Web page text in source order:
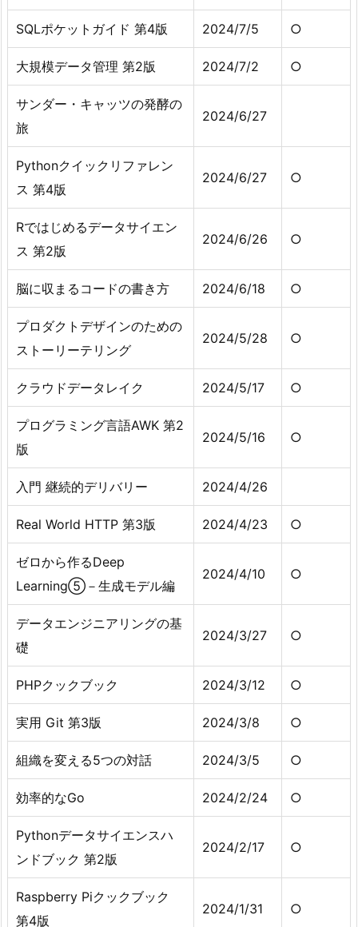
SQLポケットガイド 第4版 2024/7/5 ○
大規模データ管理 第2版 2024/7/2 ○
サンダー・キャッツの発酵の
旅
2024/6/27
Pythonクイックリファレン
ス 第4版
2024/6/27 ○
Rではじめるデータサイエン
ス 第2版
2024/6/26 ○
脳に収まるコードの書き方 2024/6/18 ○
プロダクトデザインのための
ストーリーテリング
2024/5/28 ○
クラウドデータレイク 2024/5/17 ○
プログラミング言語AWK 第2
版
2024/5/16 ○
入門 継続的デリバリー 2024/4/26
Real World HTTP 第3版 2024/4/23 ○
ゼロから作るDeep
Learning⑤－生成モデル編
2024/4/10 ○
データエンジニアリングの基
礎
2024/3/27 ○
PHPクックブック 2024/3/12 ○
実用 Git 第3版 2024/3/8 ○
組織を変える5つの対話 2024/3/5 ○
効率的なGo 2024/2/24 ○
Pythonデータサイエンスハ
ンドブック 第2版
2024/2/17 ○
Raspberry Piクックブック
第4版
2024/1/31 ○